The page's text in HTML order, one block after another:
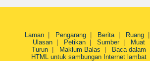
Laman| Pengarang| Berita| Ruang|
Ulasan
Petikan Sumber|
Muat
Turun
Maklum Balas
Baca dalam
HTML untuk sambungan Internet lambat